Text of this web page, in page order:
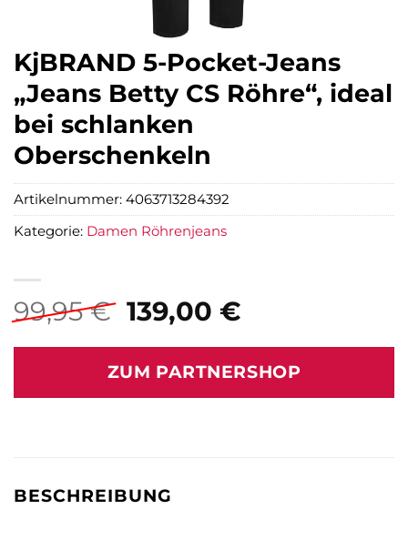
KjBRAND 5-Pocket-Jeans
„Jeans Betty CS Röhre“, ideal
bei schlanken
Oberschenkeln
99,95€ Ursprünglicher
Preis
war:
99,95 €
139,00 €Aktueller
ist:
139,00 €.
ZUM PARTNERSHOP
Artikelnummer: 4063713284392
Kategorie: Damen Röhrenjeans
BESCHREIBUNG